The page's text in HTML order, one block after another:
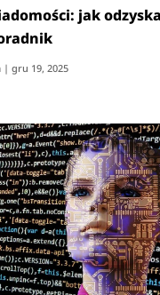
jak
| gru 19, 2025